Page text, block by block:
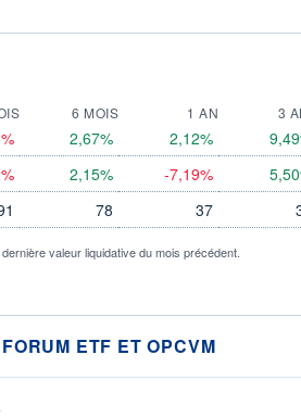
6 MOIS 1 AN 3
2,67% 2,12%
2,15% -7,19%
78 37
valeur liquidative du mois précédent.
ETF ET OPCVM